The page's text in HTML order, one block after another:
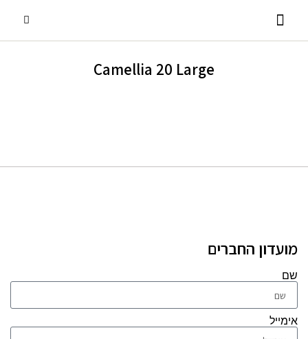
Camellia 20 Large
מועדון החברים
שם
אימייל